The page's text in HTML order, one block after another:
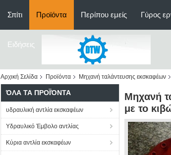
Σπίτι Προϊόντα Περίπου εμείς Γύρος
Ειδήσεις
Αρχική Σελίδα Προϊόντα Μηχανή ταλάντευσης εκσκαφέων
ΌΛΑ ΤΑ ΠΡΟΪΌΝΤΑ
υδραυλική αντλία εκσκαφέων
Υδραυλικό Έμβολο αντλίας
Κύρια αντλία εκσκαφέων
Μηχανή
με το